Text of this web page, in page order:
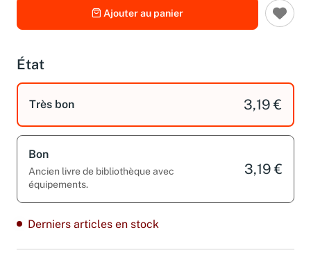
Ajouter au panier
État
Très bon 3,19 €
Bon
Ancien livre de bibliothèque avec
équipements.
3,19 €
Derniers articles en stock